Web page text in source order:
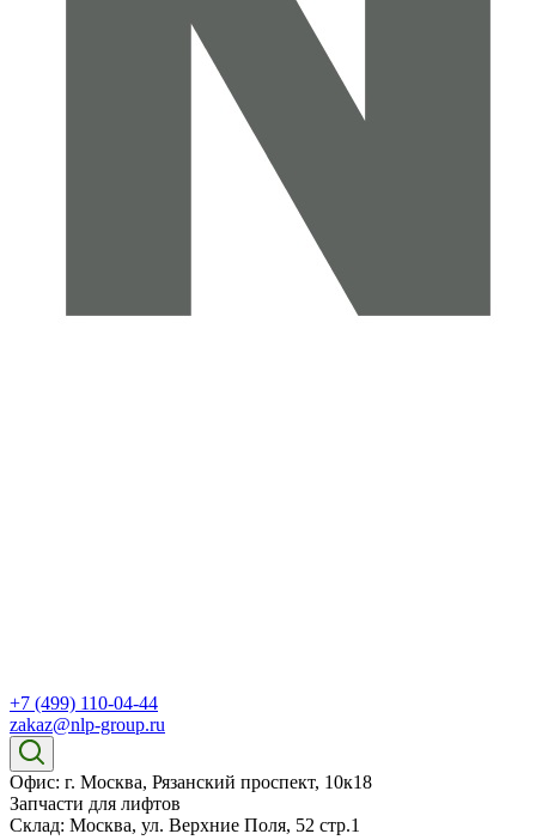
+7 (499) 110-04-44
zakaz@nlp-group.ru
Офис: г. Москва, Рязанский проспект, 10к18
Запчасти для лифтов
Склад: Москва, ул. Верхние Поля, 52 стр.1